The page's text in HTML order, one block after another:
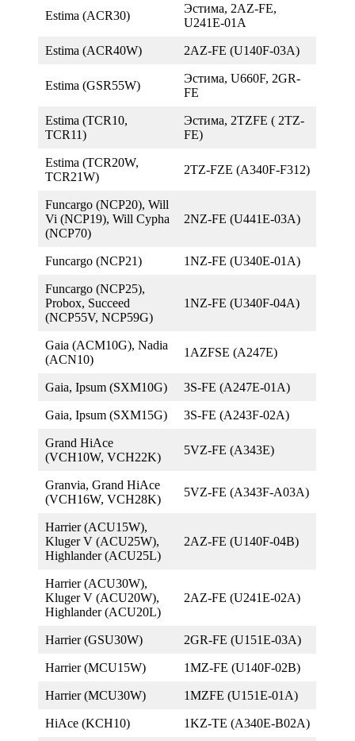
Estima (ACR30)
Эстима, 2AZ-FE,
U241E-01A
Estima (ACR40W) 2AZ-FE (U140F-03A)
Estima (GSR55W)
Эстима, U660F, 2GR-
FE
Estima (TCR10,
TCR11)
Эстима, 2TZFE ( 2TZ-
FE)
Estima (TCR20W,
TCR21W)
2TZ-FZE (A340F-F312)
Funcargo (NCP20), Will
Vi (NCP19), Will Cypha
(NCP70)
2NZ-FE (U441E-03A)
Funcargo (NCP21) 1NZ-FE (U340E-01А)
Funcargo (NCP25),
Probox, Succeed
(NCP55V, NCP59G)
1NZ-FE (U340F-04A)
Gaia (ACM10G), Nadia
(ACN10)
1AZFSE (A247E)
Gaia, Ipsum (SXM10G) 3S-FE (A247E-01A)
Gaia, Ipsum (SXM15G) 3S-FE (A243F-02А)
Grand HiAce
(VCH10W, VCH22K)
5VZ-FE (A343E)
Granvia, Grand HiAce
(VCH16W, VCH28K)
5VZ-FE (A343F-A03A)
Harrier (ACU15W),
Kluger V (ACU25W),
Highlander (ACU25L)
2AZ-FE (U140F-04B)
Harrier (ACU30W),
Kluger V (ACU20W),
Highlander (ACU20L)
2AZ-FE (U241E-02A)
Harrier (GSU30W) 2GR-FE (U151E-03A)
Harrier (MCU15W) 1MZ-FE (U140F-02B)
Harrier (MCU30W) 1MZFE (U151E-01A)
HiAce (KCH10) 1KZ-TE (A340E-B02A)